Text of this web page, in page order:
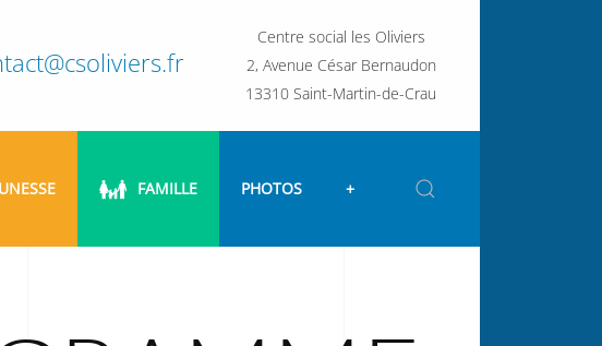
Centre social les Oliviers
2, Avenue César Bernaudon
13310 Saint-Martin-de-Crau
FAMILLE PHOTOS +